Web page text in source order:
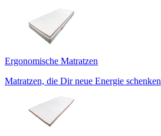
Ergonomische Matratzen
Matratzen, die Dir neue Energie schenken